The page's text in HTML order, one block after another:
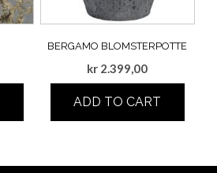
BERGAMO BLOMSTERPOTTE
kr 2.399,00
ADD TO CART